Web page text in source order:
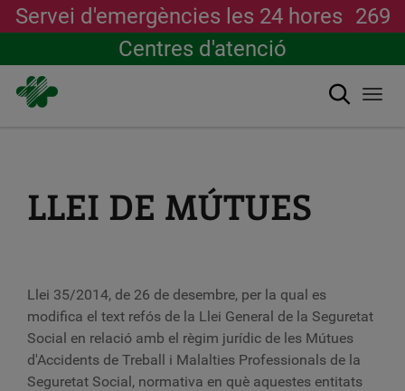
Servei d'emergències les 24 hores 269
Centres d'atenció
Cerca
LLEI DE MÚTUES
Llei 35/2014, de 26 de desembre, per la qual es
modifica el text refós de la Llei General de la Seguretat
Social en relació amb el règim jurídic de les Mútues
d'Accidents de Treball i Malalties Professionals de la
Seguretat Social, normativa en què aquestes entitats